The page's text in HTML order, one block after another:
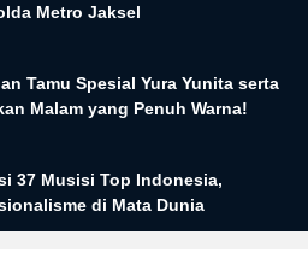
Metro Jaksel
Tamu Spesial Yura Yunita serta
Malam yang Penuh Warna!
37 Musisi Top Indonesia,
di Mata Dunia